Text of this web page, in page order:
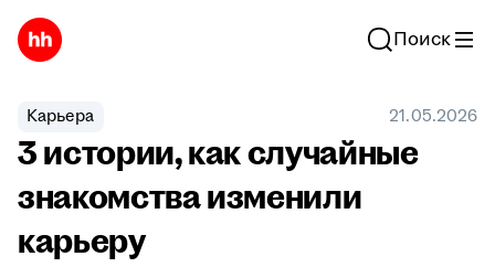
Поиск
Карьера 21.05.2026
3 истории, как случайные
знакомства изменили
карьеру